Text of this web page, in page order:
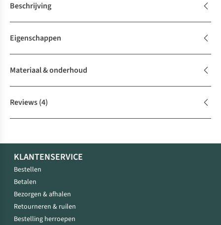
Beschrijving
Eigenschappen
Materiaal & onderhoud
Reviews(4)
KLANTENSERVICE
Bestellen
Betalen
Bezorgen & afhalen
Retourneren & ruilen
Bestelling herroepen